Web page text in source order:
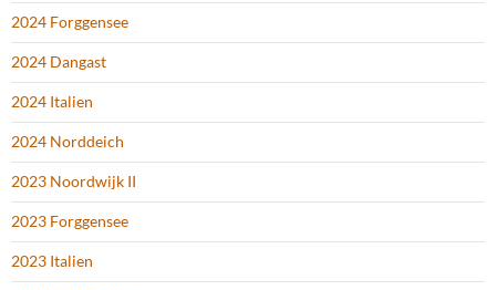
2024 Forggensee
2024 Dangast
2024 Italien
2024 Norddeich
2023 Noordwijk II
2023 Forggensee
2023 Italien